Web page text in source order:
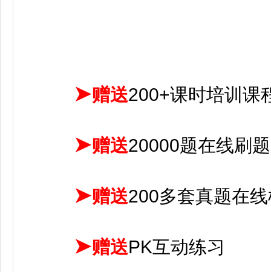
➤赠送200+课时培训课
➤赠送20000题在线刷题
➤赠送200多套真题在
➤赠送PK互动练习